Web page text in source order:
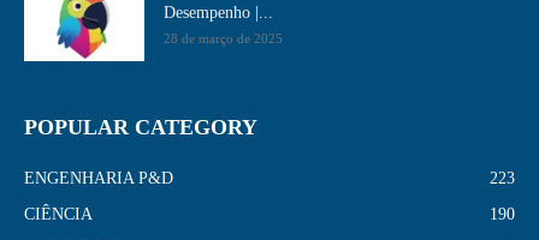
Desempenho​ |...
28 de março de 2025
POPULAR CATEGORY
ENGENHARIA P&D
223
CIÊNCIA
190